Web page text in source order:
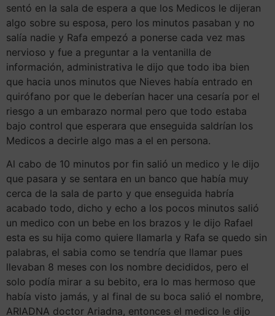
sentó en la sala de espera a que los Medicos le dijeran
algo sobre su esposa, pero los minutos pasaban y no
salía nadie y Rafa empezó a ponerse cada vez mas
nervioso y fue a preguntar a la ventanilla de
información, administrativa le dijo que todo iba bien
que hacia unos minutos que Nieves había entrado en
quirófano por que le deberían hacer una cesaría por el
riesgo a un embarazo normal pero que todo estaba
bajo control que esperara que enseguida saldrían los
Medicos a decirle algo mas a el en persona.
Al cabo de 10 minutos por fin salió un medico y le dijo
que pasara y se sentara en un banco que había muy
cerca de la sala de parto y que enseguida habría
acabado todo, dicho y echo a los pocos minutos salió
un medico con un bebe en los brazos y le dijo Rafael
esta es su hija como quiere llamarla y Rafa se quedo sin
palabras, el sabia como se tendría que llamar pues
llevaban 8 meses con los nombre decididos, pero el
solo podía mirar a su bebito, era lo mas hermoso que
había visto jamás, y al final de su boca salió el nombre,
ARIADNA doctor Ariadna, entonces el medico le dijo